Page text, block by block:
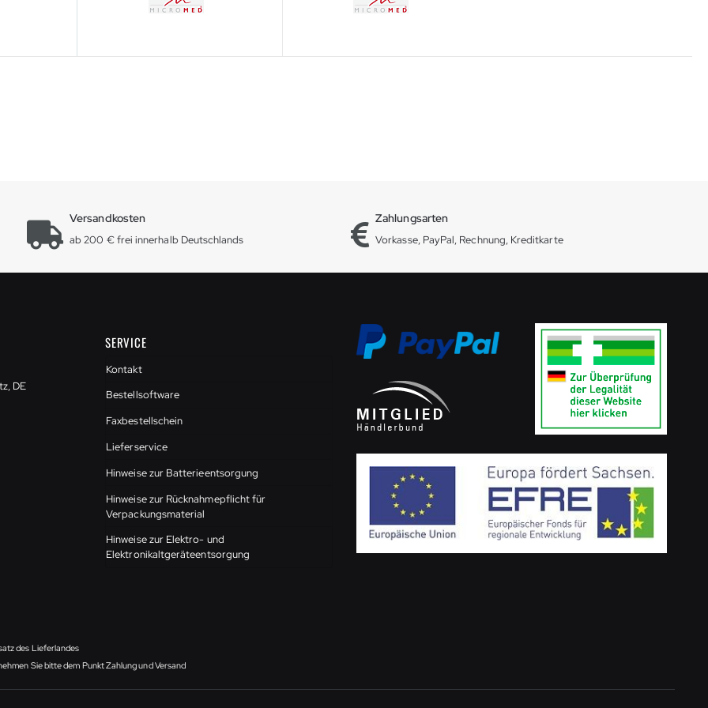
Versandkosten
ab 200 € frei innerhalb Deutschlands
Zahlungsarten
Vorkasse, PayPal, Rechnung, Kreditkarte
DE
SERVICE
Kontakt
Bestellsoftware
Faxbestellschein
Lieferservice
Hinweise zur Batterieentsorgung
Hinweise zur Rücknahmepflicht für
Verpackungsmaterial
Hinweise zur Elektro- und
Elektronikaltgeräteentsorgung
des Lieferlandes
Sie bitte dem Punkt Zahlung und Versand